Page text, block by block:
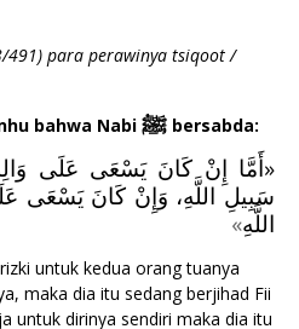
491) para perawinya tsiqoot /
bahwa Nabi ﷺ bersabda:
«أَمَّا إِنْ كَانَ يَسْعَى عَلَى
سَبِيلِ اللَّهِ، وَإِنْ كَانَ يَسْعَى
اللَّهِ»
untuk kedua orang tuanya
maka dia itu sedang berjihad Fii
untuk dirinya sendiri maka dia itu